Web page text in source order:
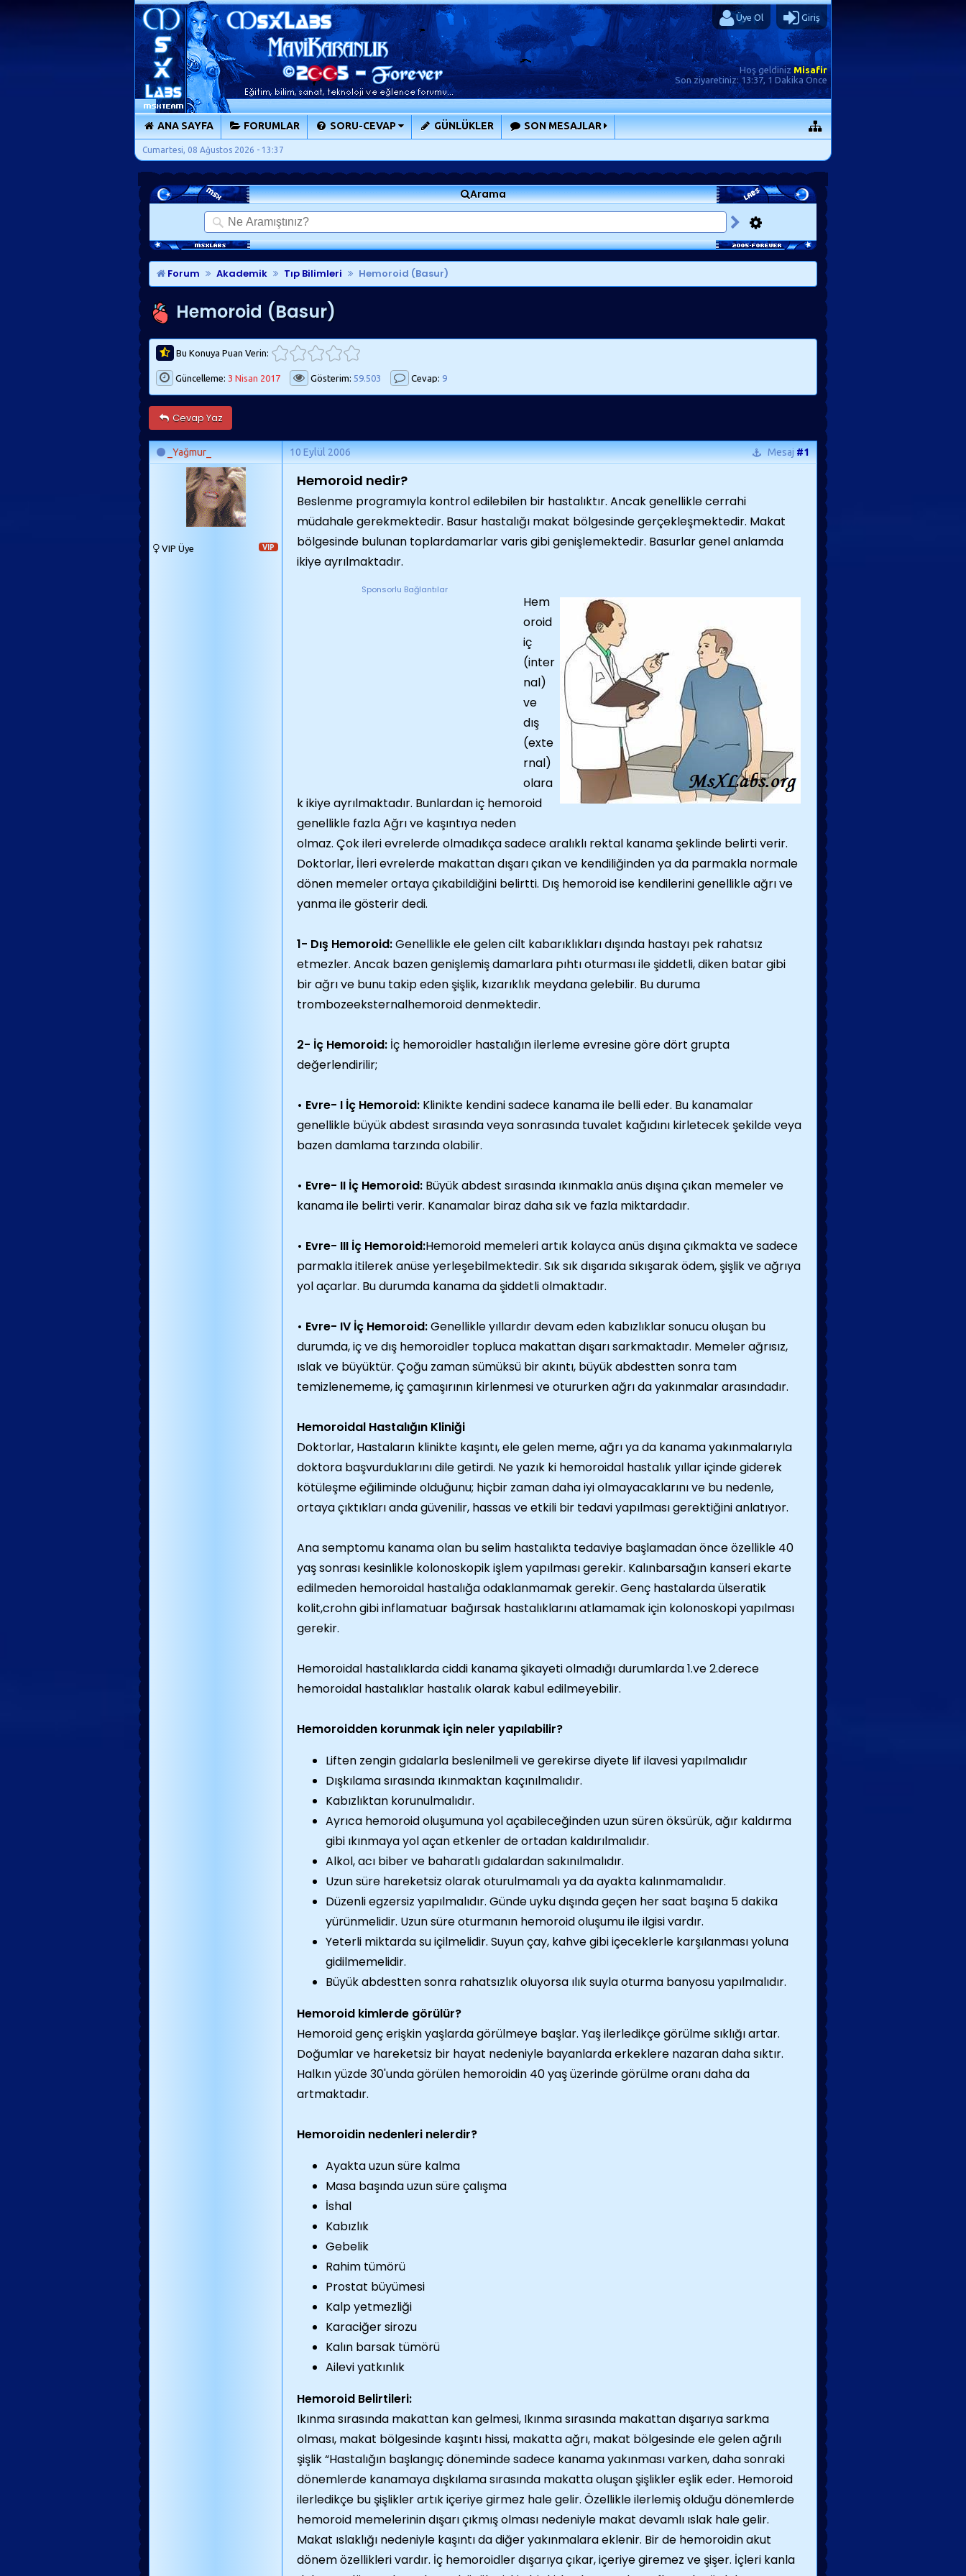
Üye Ol Giriş
Hoş geldiniz Misafir
Son ziyaretiniz:13:37, 1 Dakika Önce
ANA SAYFA FORUMLAR SORU-CEVAP GÜNLÜKLER SON MESAJLAR
Cumartesi, 08 Ağustos 2026 - 13:37
Arama
Forum Akademik Tıp Bilimleri Hemoroid (Basur)
Hemoroid (Basur)
Bu Konuya Puan Verin:
Güncelleme: 3 Nisan 2017 Gösterim: 59.503 Cevap: 9
Cevap Yaz
_Yağmur_ 10 Eylül 2006 Mesaj#1
VIP
VIP Üye
Hemoroid nedir?
Beslenme programıyla kontrol edilebilen bir hastalıktır. Ancak genellikle cerrahi
müdahale gerekmektedir. Basur hastalığı makat bölgesinde gerçekleşmektedir. Makat
bölgesinde bulunan toplardamarlar varis gibi genişlemektedir. Basurlar genel anlamda
ikiye ayrılmaktadır.
Sponsorlu Bağlantılar
Hem
oroid
iç
(inter
nal)
ve
dış
(exte
rnal)
olara
k ikiye ayrılmaktadır. Bunlardan iç hemoroid
genellikle fazla Ağrı ve kaşıntıya neden
olmaz. Çok ileri evrelerde olmadıkça sadece aralıklı rektal kanama şeklinde belirti verir.
Doktorlar, İleri evrelerde makattan dışarı çıkan ve kendiliğinden ya da parmakla normale
dönen memeler ortaya çıkabildiğini belirtti. Dış hemoroid ise kendilerini genellikle ağrı ve
yanma ile gösterir dedi.
1- Dış Hemoroid:Genellikle ele gelen cilt kabarıklıkları dışında hastayı pek rahatsız
etmezler. Ancak bazen genişlemiş damarlara pıhtı oturması ile şiddetli, diken batar gibi
bir ağrı ve bunu takip eden şişlik, kızarıklık meydana gelebilir. Bu duruma
trombozeeksternalhemoroid denmektedir.
2- İç Hemoroid: İç hemoroidler hastalığın ilerleme evresine göre dört grupta
değerlendirilir;
• Evre- I İç Hemoroid: Klinikte kendini sadece kanama ile belli eder. Bu kanamalar
genellikle büyük abdest sırasında veya sonrasında tuvalet kağıdını kirletecek şekilde veya
bazen damlama tarzında olabilir.
• Evre- II İç Hemoroid: Büyük abdest sırasında ıkınmakla anüs dışına çıkan memeler ve
kanama ile belirti verir. Kanamalar biraz daha sık ve fazla miktardadır.
• Evre- III İç Hemoroid:Hemoroid memeleri artık kolayca anüs dışına çıkmakta ve sadece
parmakla itilerek anüse yerleşebilmektedir. Sık sık dışarıda sıkışarak ödem, şişlik ve ağrıya
yol açarlar. Bu durumda kanama da şiddetli olmaktadır.
• Evre- IV İç Hemoroid:Genellikle yıllardır devam eden kabızlıklar sonucu oluşan bu
durumda, iç ve dış hemoroidler topluca makattan dışarı sarkmaktadır. Memeler ağrısız,
ıslak ve büyüktür. Çoğu zaman sümüksü bir akıntı, büyük abdestten sonra tam
temizlenememe, iç çamaşırının kirlenmesi ve otururken ağrı da yakınmalar arasındadır.
Hemoroidal Hastalığın Kliniği
Doktorlar, Hastaların klinikte kaşıntı, ele gelen meme, ağrı ya da kanama yakınmalarıyla
doktora başvurduklarını dile getirdi. Ne yazık ki hemoroidal hastalık yıllar içinde giderek
kötüleşme eğiliminde olduğunu; hiçbir zaman daha iyi olmayacaklarını ve bu nedenle,
ortaya çıktıkları anda güvenilir, hassas ve etkili bir tedavi yapılması gerektiğini anlatıyor.
Ana semptomu kanama olan bu selim hastalıkta tedaviye başlamadan önce özellikle 40
yaş sonrası kesinlikle kolonoskopik işlem yapılması gerekir. Kalınbarsağın kanseri ekarte
edilmeden hemoroidal hastalığa odaklanmamak gerekir. Genç hastalarda ülseratik
kolit,crohn gibi inflamatuar bağırsak hastalıklarını atlamamak için kolonoskopi yapılması
gerekir.
Hemoroidal hastalıklarda ciddi kanama şikayeti olmadığı durumlarda 1.ve 2.derece
hemoroidal hastalıklar hastalık olarak kabul edilmeyebilir.
Hemoroidden korunmak için neler yapılabilir?
Liften zengin gıdalarla beslenilmeli ve gerekirse diyete lif ilavesi yapılmalıdır
Dışkılama sırasında ıkınmaktan kaçınılmalıdır.
Kabızlıktan korunulmalıdır.
Ayrıca hemoroid oluşumuna yol açabileceğinden uzun süren öksürük, ağır kaldırma
gibi ıkınmaya yol açan etkenler de ortadan kaldırılmalıdır.
Alkol, acı biber ve baharatlı gıdalardan sakınılmalıdır.
Uzun süre hareketsiz olarak oturulmamalı ya da ayakta kalınmamalıdır.
Düzenli egzersiz yapılmalıdır. Günde uyku dışında geçen her saat başına 5 dakika
yürünmelidir. Uzun süre oturmanın hemoroid oluşumu ile ilgisi vardır.
Yeterli miktarda su içilmelidir. Suyun çay, kahve gibi içeceklerle karşılanması yoluna
gidilmemelidir.
Büyük abdestten sonra rahatsızlık oluyorsa ılık suyla oturma banyosu yapılmalıdır.
Hemoroid kimlerde görülür?
Hemoroid genç erişkin yaşlarda görülmeye başlar. Yaş ilerledikçe görülme sıklığı artar.
Doğumlar ve hareketsiz bir hayat nedeniyle bayanlarda erkeklere nazaran daha sıktır.
Halkın yüzde 30'unda görülen hemoroidin 40 yaş üzerinde görülme oranı daha da
artmaktadır.
Hemoroidin nedenleri nelerdir?
Ayakta uzun süre kalma
Masa başında uzun süre çalışma
İshal
Kabızlık
Gebelik
Rahim tümörü
Prostat büyümesi
Kalp yetmezliği
Karaciğer sirozu
Kalın barsak tümörü
Ailevi yatkınlık
Hemoroid Belirtileri:
Ikınma sırasında makattan kan gelmesi, Ikınma sırasında makattan dışarıya sarkma
olması, makat bölgesinde kaşıntı hissi, makatta ağrı, makat bölgesinde ele gelen ağrılı
şişlik “Hastalığın başlangıç döneminde sadece kanama yakınması varken, daha sonraki
dönemlerde kanamaya dışkılama sırasında makatta oluşan şişlikler eşlik eder. Hemoroid
ilerledikçe bu şişlikler artık içeriye girmez hale gelir. Özellikle ilerlemiş olduğu dönemlerde
hemoroid memelerinin dışarı çıkmış olması nedeniyle makat devamlı ıslak hale gelir.
Makat ıslaklığı nedeniyle kaşıntı da diğer yakınmalara eklenir. Bir de hemoroidin akut
dönem özellikleri vardır. İç hemoroidler dışarıya çıkar, içeriye giremez ve şişer. İçleri kanla